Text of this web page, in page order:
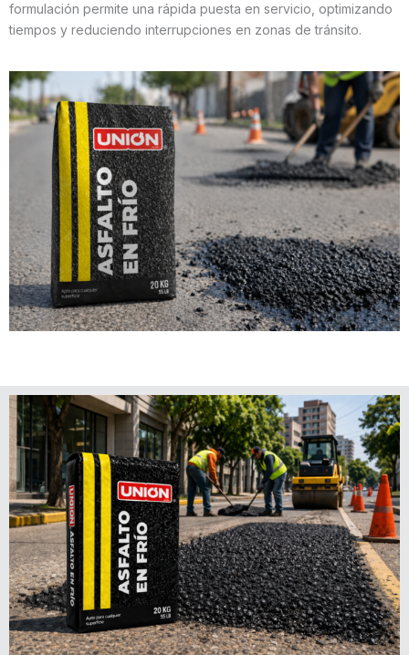
formulación permite una rápida puesta en servicio, optimizando
tiempos y reduciendo interrupciones en zonas de tránsito.